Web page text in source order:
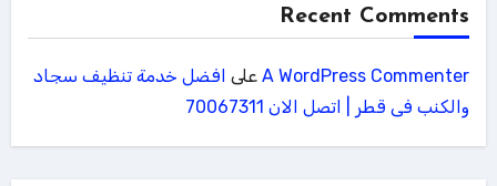
Recent Comments
A WordPress Commenterعلى افضل خدمة تنظيف سجاد
والكنب فى قطر | اتصل الان 70067311